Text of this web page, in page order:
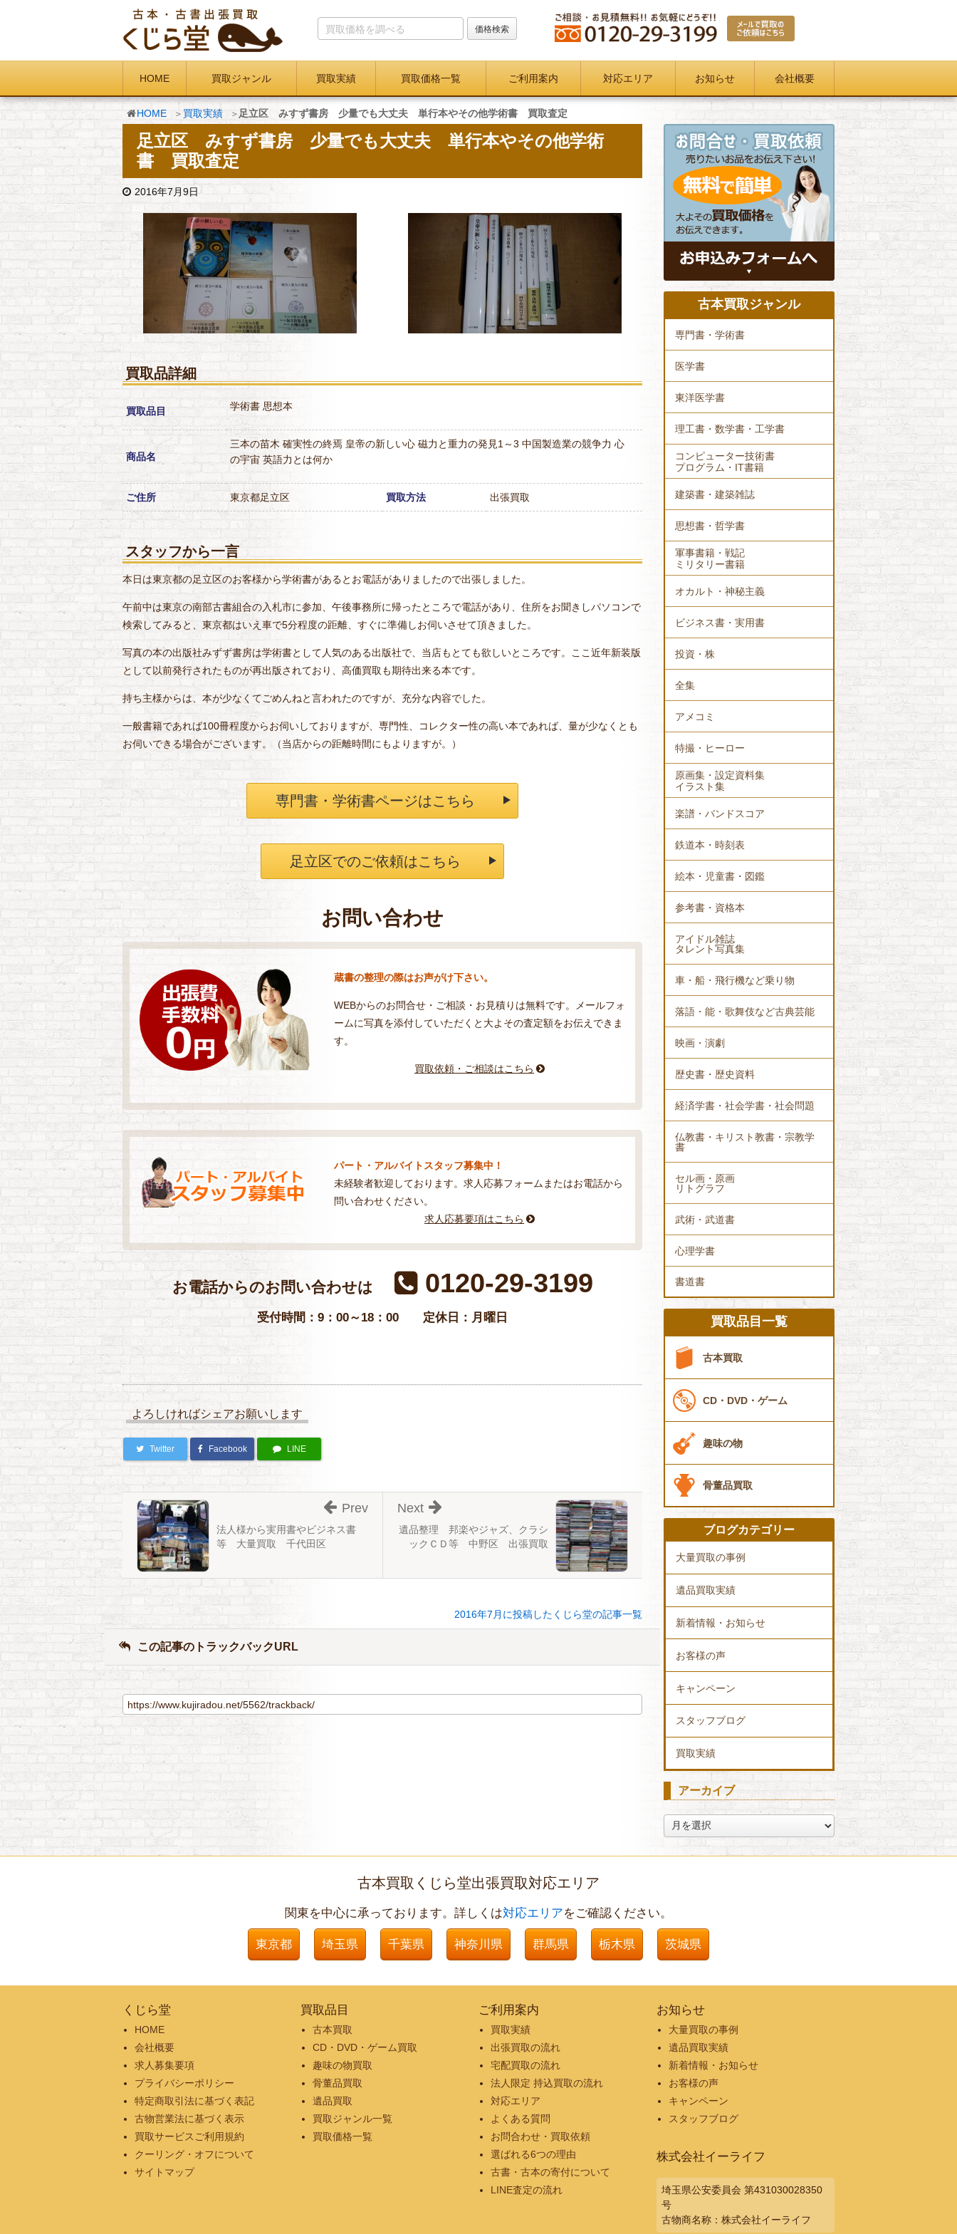
HOME 買取ジャンル 買取実績 買取価格一覧 ご利用案内 対応エリア お知らせ 会社概要
HOME 買取実績 足立区 みすず書房 少量でも大丈夫 単行本やその他学術書 買取査定
足立区 みすず書房 少量でも大丈夫 単行本やその他学術
書 買取査定
2016年7月9日
買取品詳細
買取品目 学術書 思想本
商品名
三本の苗木 確実性の終焉 皇帝の新しい心 磁力と重力の発見1～3 中国製造業の競争力 心
の宇宙 英語力とは何か
ご住所 東京都足立区 買取方法 出張買取
スタッフから一言
本日は東京都の足立区のお客様から学術書があるとお電話がありましたので出張しました。
午前中は東京の南部古書組合の入札市に参加、午後事務所に帰ったところで電話があり、住所をお聞きしパソコンで
検索してみると、東京都はいえ車で5分程度の距離、すぐに準備しお伺いさせて頂きました。
写真の本の出版社みずず書房は学術書として人気のある出版社で、当店もとても欲しいところです。ここ近年新装版
として以前発行されたものが再出版されており、高価買取も期待出来る本です。
持ち主様からは、本が少なくてごめんねと言われたのですが、充分な内容でした。
一般書籍であれば100冊程度からお伺いしておりますが、専門性、コレクター性の高い本であれば、量が少なくとも
お伺いできる場合がございます。（当店からの距離時間にもよりますが。）
専門書・学術書ページはこちら
足立区でのご依頼はこちら
お問い合わせ
蔵書の整理の際はお声がけ下さい。
WEBからのお問合せ・ご相談・お見積りは無料です。メールフォ
ームに写真を添付していただくと大よその査定額をお伝えできま
す。
買取依頼・ご相談はこちら
パート・アルバイトスタッフ募集中！
未経験者歓迎しております。求人応募フォームまたはお電話から
問い合わせください。
求人応募要項はこちら
お電話からのお問い合わせは 0120-29-3199
受付時間：9：00～18：00 定休日：月曜日
よろしければシェアお願いします
Twitter Facebook LINE
遺品整理 邦楽やジャズ、クラシ
ックＣＤ等 中野区 出張買取
Next
法人様から実用書やビジネス書
等 大量買取 千代田区
Prev
2016年7月に投稿したくじら堂の記事一覧
この記事のトラックバックURL
古本買取ジャンル
専門書・学術書
医学書
東洋医学書
理工書・数学書・工学書
コンピューター技術書
プログラム・IT書籍
建築書・建築雑誌
思想書・哲学書
軍事書籍・戦記
ミリタリー書籍
オカルト・神秘主義
ビジネス書・実用書
投資・株
全集
アメコミ
特撮・ヒーロー
原画集・設定資料集
イラスト集
楽譜・バンドスコア
鉄道本・時刻表
絵本・児童書・図鑑
参考書・資格本
アイドル雑誌
タレント写真集
車・船・飛行機など乗り物
落語・能・歌舞伎など古典芸能
映画・演劇
歴史書・歴史資料
経済学書・社会学書・社会問題
仏教書・キリスト教書・宗教学
書
セル画・原画
リトグラフ
武術・武道書
心理学書
書道書
買取品目一覧
古本買取
CD・DVD・ゲーム
趣味の物
骨董品買取
ブログカテゴリー
大量買取の事例
遺品買取実績
新着情報・お知らせ
お客様の声
キャンペーン
スタッフブログ
買取実績
アーカイブ
ー
古本買取くじら堂出張買取対応エリア
関東を中心に承っております。詳しくは対応エリアをご確認ください。
東京都 埼玉県 千葉県 神奈川県 群馬県 栃木県 茨城県
くじら堂
HOME
会社概要
求人募集要項
プライバシーポリシー
特定商取引法に基づく表記
古物営業法に基づく表示
買取サービスご利用規約
クーリング・オフについて
サイトマップ
買取品目
古本買取
CD・DVD・ゲーム買取
趣味の物買取
骨董品買取
遺品買取
買取ジャンル一覧
買取価格一覧
ご利用案内
買取実績
出張買取の流れ
宅配買取の流れ
法人限定 持込買取の流れ
対応エリア
よくある質問
お問合わせ・買取依頼
選ばれる6つの理由
古書・古本の寄付について
LINE査定の流れ
お知らせ
大量買取の事例
遺品買取実績
新着情報・お知らせ
お客様の声
キャンペーン
スタッフブログ
株式会社イーライフ
埼玉県公安委員会 第431030028350
号
古物商名称：株式会社イーライフ